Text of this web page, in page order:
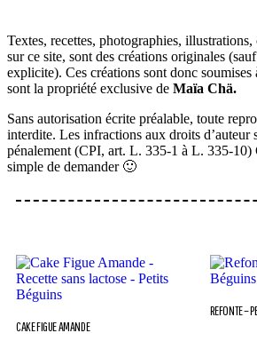
Textes, recettes, photographies,
sur ce site, sont des créations originales
explicite). Ces créations sont donc soumises
sont la propriété exclusive de Maïa Chä.
Sans autorisation écrite préalable, toute
interdite. Les infractions aux droits d’auteur
pénalement (CPI, art. L. 335-1 à L. 335-10)
simple de demander 🙂
CAKE FIGUE AMANDE
REFONTE –